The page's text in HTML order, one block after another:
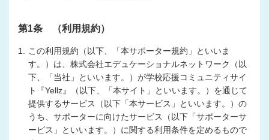
第1条 （利用規約）
1.
この利用規約（以下、「本サポーター規約」といいま
す。）は、株式会社エデュケーショナルネットワーク（以
下、「当社」といいます。）が学校応援コミュニティサイ
ト『Yellz』（以下、「本サイト」といいます。）を通じて
提供するサービス（以下「本サービス」といいます。）の
うち、サポーターに向けたサービス（以下「サポーターサ
ービス」といいます。）に関する利用条件を定めるもので